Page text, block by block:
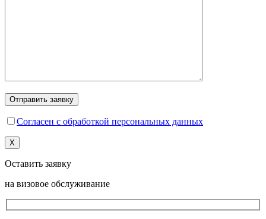
Согласен с обработкой персональных данных
X
Оставить заявку
на визовое обслуживание